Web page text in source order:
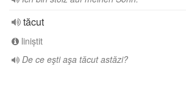
tăcut
liniștit
De ce eşti aşa tăcut astăzi?